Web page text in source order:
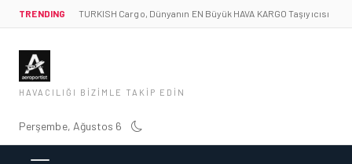
TRENDING TURKISH Cargo, Dünyanın EN Büyük HAVA KARGO Taşıyıcısı
HAVACILIĞI BIZIMLE TAKIP EDIN
Perşembe, Ağustos 6